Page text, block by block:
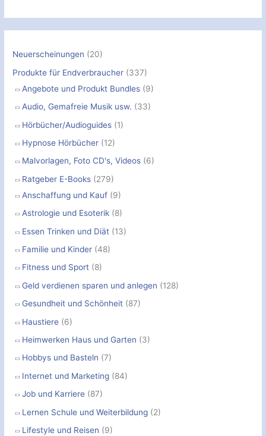
c
h
:
Neuerscheinungen (20)
Produkte für Endverbraucher (337)
Angebote und Produkt Bundles (9)
Audio, Gemafreie Musik usw. (33)
Hörbücher/Audioguides (1)
Hypnose Hörbücher (12)
Malvorlagen, Foto CD's, Videos (6)
Ratgeber E-Books (279)
Anschaffung und Kauf (9)
Astrologie und Esoterik (8)
Essen Trinken und Diät (13)
Familie und Kinder (48)
Fitness und Sport (8)
Geld verdienen sparen und anlegen (128)
Gesundheit und Schönheit (87)
Haustiere (6)
Heimwerken Haus und Garten (3)
Hobbys und Basteln (7)
Internet und Marketing (84)
Job und Karriere (87)
Lernen Schule und Weiterbildung (2)
Lifestyle und Reisen (9)